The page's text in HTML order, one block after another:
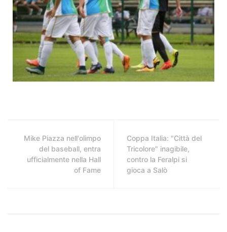
Mike Piazza nell'olimpo
del baseball, entra
ufficialmente nella Hall
of Fame
Coppa Italia: "Città del
Tricolore" inagibile,
contro la Feralpi si
gioca a Salò